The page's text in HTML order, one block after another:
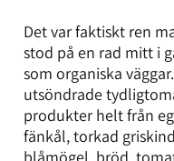
Det var faktiskt ren
stod på en rad mitt i
som organiska
utsöndrade
produkter helt från
fänkål, torkad
blåmögel, bröd,